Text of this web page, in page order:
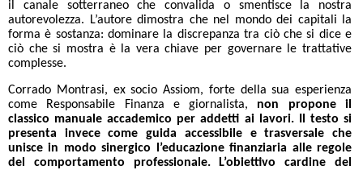
il canale sotterraneo che convalida o smentisce la nostra
autorevolezza. L’autore dimostra che nel mondo dei capitali la
forma è sostanza: dominare la discrepanza tra ciò che si dice e
ciò che si mostra è la vera chiave per governare le trattative
complesse.
Corrado Montrasi, ex socio Assiom, forte della sua esperienza
come Responsabile Finanza e giornalista, non propone il
classico manuale accademico per addetti ai lavori. Il testo si
presenta invece come guida accessibile e trasversale che
unisce in modo sinergico l’educazione finanziaria alle regole
del comportamento professionale. L’obiettivo cardine del